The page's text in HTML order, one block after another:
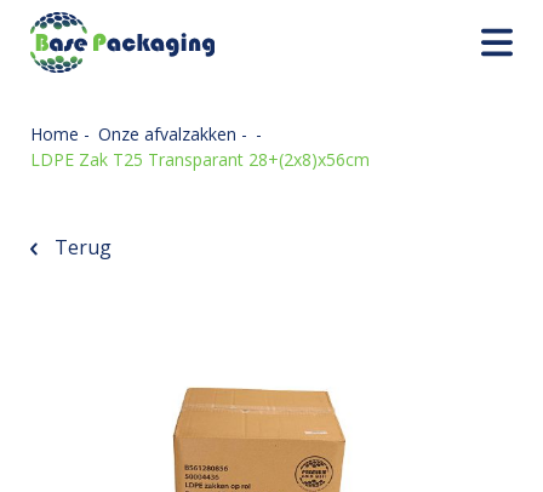
Home - Onze afvalzakken - -
LDPE Zak T25 Transparant 28+(2x8)x56cm
Terug